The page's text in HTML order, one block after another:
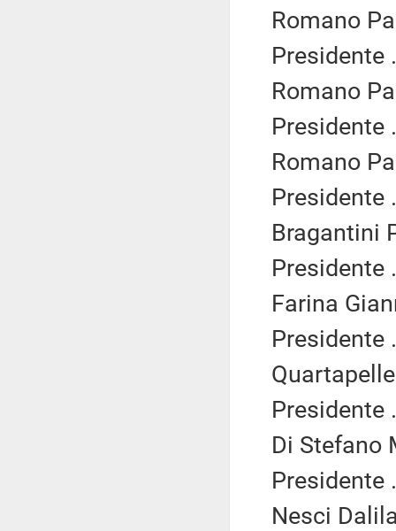
Romano
Presidente
Romano
Presidente
Romano
Presidente
Bragantini
Presidente
Farina
Presidente
Presidente
Di Stefano
Presidente
Nesci